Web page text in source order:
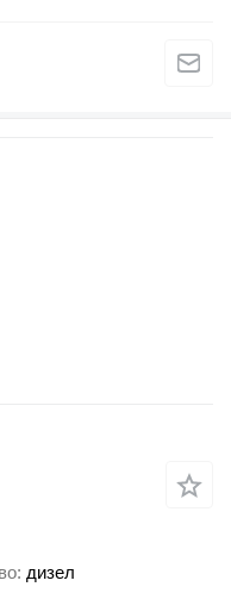
дизел